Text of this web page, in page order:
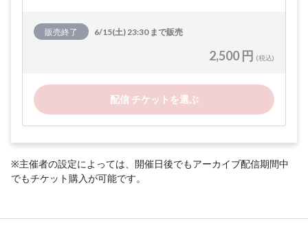
販売終了 6/15(土) 23:30 まで販売
2,500 円 (税込)
配信 チケットを選ぶ
※主催者の設定によっては、開催日後でもアーカイブ配信期間中
でもチケット購入が可能です。